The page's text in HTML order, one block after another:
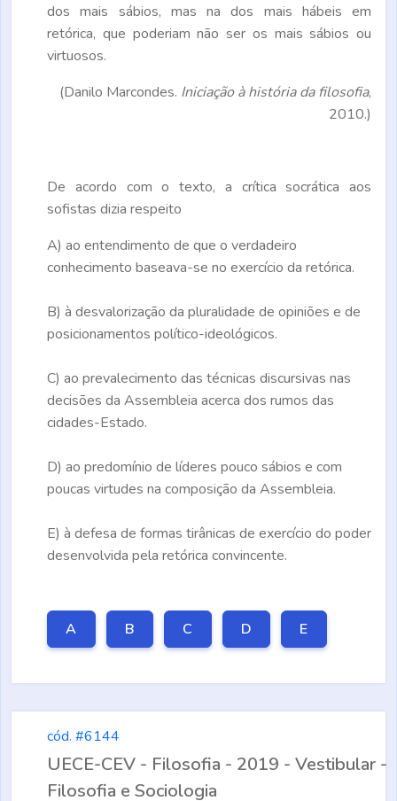
dos mais sábios, mas na dos mais hábeis em
retórica, que poderiam não ser os mais sábios ou
virtuosos.
(Danilo Marcondes. Iniciação à história da filosofia,
2010.)
De acordo com o texto, a crítica socrática aos
sofistas dizia respeito
A) ao entendimento de que o verdadeiro
conhecimento baseava-se no exercício da retórica.
B) à desvalorização da pluralidade de opiniões e de
posicionamentos político-ideológicos.
C) ao prevalecimento das técnicas discursivas nas
decisões da Assembleia acerca dos rumos das
cidades-Estado.
D) ao predomínio de líderes pouco sábios e com
poucas virtudes na composição da Assembleia.
E) à defesa de formas tirânicas de exercício do poder
desenvolvida pela retórica convincente.
A B C D E
cód. #6144
UECE-CEV - Filosofia - 2019 - Vestibular -
Filosofia e Sociologia